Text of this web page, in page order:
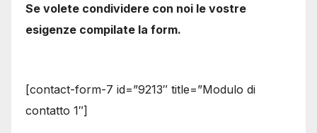
Se volete condividere con noi le vostre
esigenze compilate la form.
[contact-form-7 id=”9213″ title=”Modulo di
contatto 1″]